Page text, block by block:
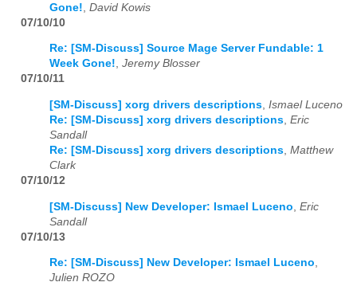
Gone! David Kowis
07/10/10
Re: [SM-Discuss] Source Mage Server Fundable: 1
Week Gone!, Jeremy Blosser
07/10/11
[SM-Discuss] xorg drivers descriptions Ismael Luceno
Re: [SM-Discuss] xorg drivers descriptions Eric
Sandall
Re: [SM-Discuss] xorg drivers descriptions Matthew
Clark
07/10/12
[SM-Discuss] New Developer: Ismael Luceno Eric
Sandall
07/10/13
Re: [SM-Discuss] New Developer: Ismael Luceno,
Julien ROZO